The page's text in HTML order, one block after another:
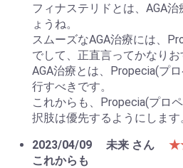
フィナステリドとは、AGA
ょうね。
スムーズなAGA治療には、
でして、正直言ってかなりお
AGA治療とは、Propecia(プ
行すべきです。
これからも、Propecia(プロ
択肢は優先するようにします
2023/04/09
未来 さん
これからも